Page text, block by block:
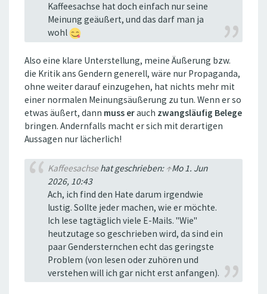
Kaffeesachse hat doch einfach nur seine
Meinung geäußert, und das darf man ja
wohl
Also eine klare Unterstellung, meine Äußerung bzw.
die Kritik ans Gendern generell, wäre nur Propaganda,
ohne weiter darauf einzugehen, hat nichts mehr mit
einer normalen Meinungsäußerung zu tun. Wenn er so
etwas äußert, dann muss erauch zwangsläufig Belege
bringen. Andernfalls macht er sich mit derartigen
Aussagen nur lächerlich!
Kaffeesachsehat geschrieben: ↑Mo 1. Jun
2026, 10:43
Ach, ich find den Hate darum irgendwie
lustig. Sollte jeder machen, wie er möchte.
Ich lese tagtäglich viele E-Mails. "Wie"
heutzutage so geschrieben wird, da sind ein
paar Gendersternchen echt das geringste
Problem (von lesen oder zuhören und
verstehen will ich gar nicht erst anfangen).